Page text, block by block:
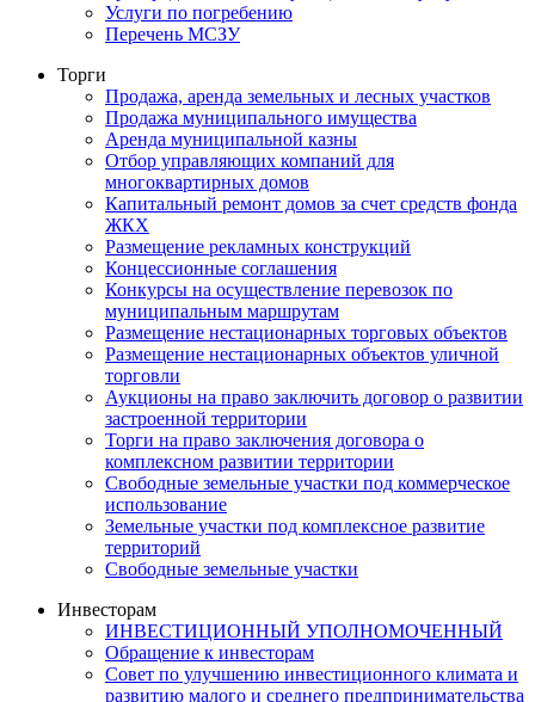
Услуги по погребению
Перечень МСЗУ
Торги
Продажа, аренда земельных и лесных участков
Продажа муниципального имущества
Аренда муниципальной казны
Отбор управляющих компаний для
многоквартирных домов
Капитальный ремонт домов за счет средств фонда
ЖКХ
Размещение рекламных конструкций
Концессионные соглашения
Конкурсы на осуществление перевозок по
муниципальным маршрутам
Размещение нестационарных торговых объектов
Размещение нестационарных объектов уличной
торговли
Аукционы на право заключить договор о развитии
застроенной территории
Торги на право заключения договора о
комплексном развитии территории
Свободные земельные участки под коммерческое
использование
Земельные участки под комплексное развитие
территорий
Свободные земельные участки
Инвесторам
ИНВЕСТИЦИОННЫЙ УПОЛНОМОЧЕННЫЙ
Обращение к инвесторам
Совет по улучшению инвестиционного климата и
развитию малого и среднего предпринимательства